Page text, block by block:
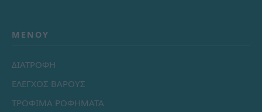
ΜΕΝΟΎ
ΔΙΑΤΡΟΦΗ
ΕΛΕΓΧΟΣ ΒΑΡΟΥΣ
ΤΡΟΦΙΜΑ ΡΟΦΗΜΑΤΑ